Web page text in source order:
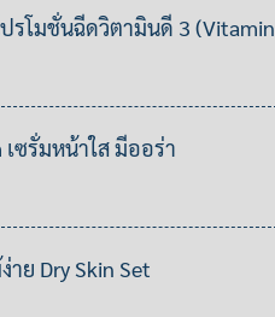
โมชั่นฉีดวิตามินดี 3 (Vitamin
ซรั่มหน้าใส มีออร่า
ย Dry Skin Set